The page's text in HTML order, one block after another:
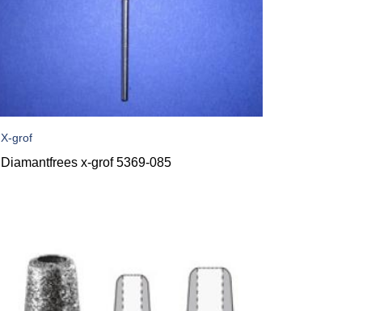
X-grof
Diamantfrees x-grof 5369-085